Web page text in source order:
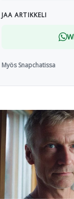
JAA ARTIKKELI
Myös Snapchatissa